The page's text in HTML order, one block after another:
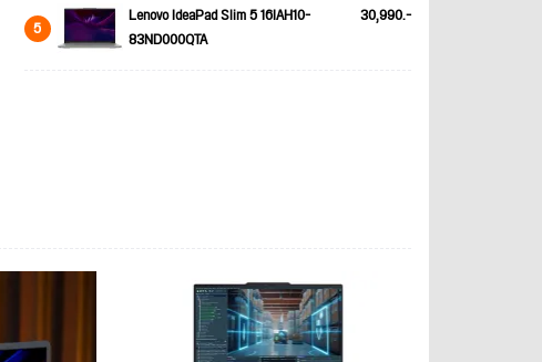
5
Lenovo IdeaPad Slim 5 16IAH10-
83ND000QTA
30,990.-